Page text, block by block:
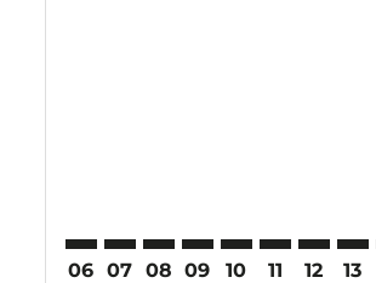
06 07 08 09 10 11 12 13